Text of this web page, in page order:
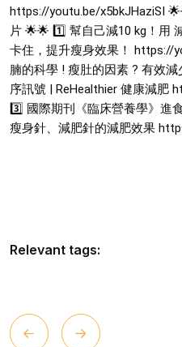
https://youtu.be/x5bkJHaziSI
片 🌟🌟 1️⃣ 幫自己減10 kg！用
卡住，提升瘦身效果！ https://
腩的科學 ! 瘦肚的因素 ? 有效
序訊號 | ReHealthier 健康減肥
3️⃣ 國際期刊《臨床營養學》進
瘦身針、減肥針的減肥效果
Relevant tags: